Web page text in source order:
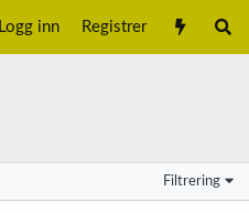
Logg inn Registrer
Filtrering